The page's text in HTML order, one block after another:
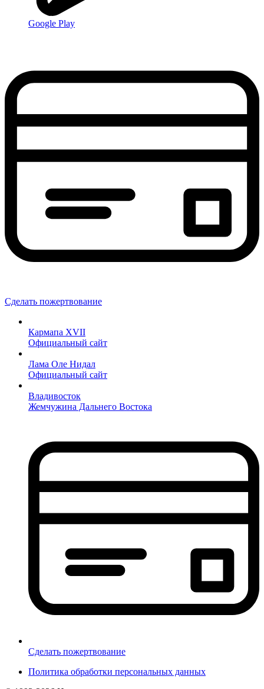
Google Play
Сделать пожертвование
Кармапа XVII
Официальный сайт
Лама Оле Нидал
Официальный сайт
Владивосток
Жемчужина Дальнего Востока
Сделать пожертвование
Политика обработки персональных данных